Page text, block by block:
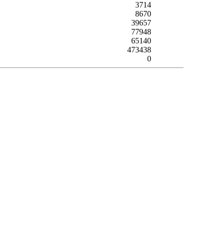
3714
8670
39657
77948
65140
473438
0